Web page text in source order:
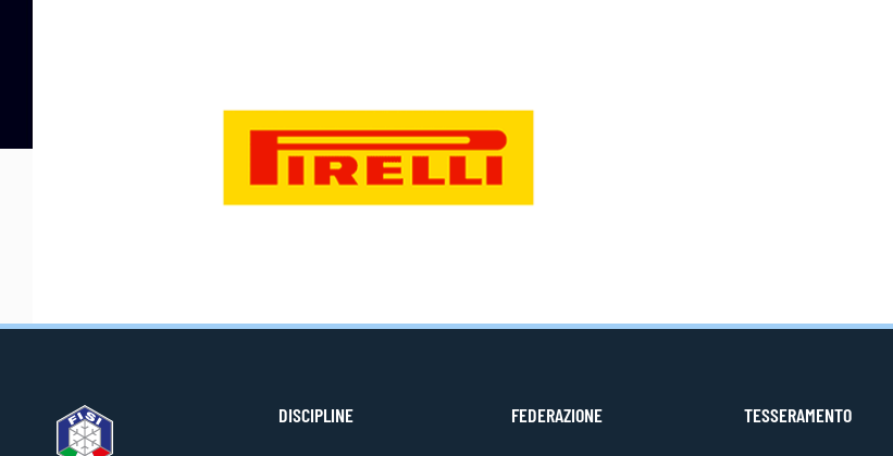
DISCIPLINE FEDERAZIONE TESSERAMENTO